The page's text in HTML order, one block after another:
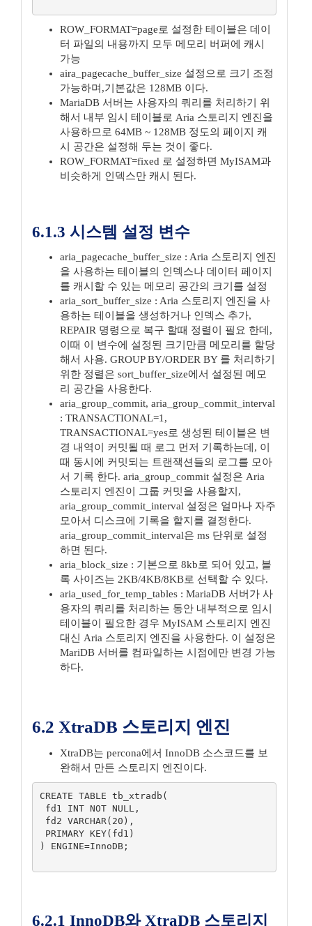
ROW_FORMAT=page로 설정한 테이블은 데이
터 파일의 내용까지 모두 메모리 버퍼에 캐시
가능
aira_pagecache_buffer_size 설정으로 크기 조정
가능하며,기본값은 128MB 이다.
MariaDB 서버는 사용자의 쿼리를 처리하기 위
해서 내부 임시 테이블로 Aria 스토리지 엔진을
사용하므로 64MB ~ 128MB 정도의 페이지 캐
시 공간은 설정해 두는 것이 좋다.
ROW_FORMAT=fixed 로 설정하면 MyISAM과
비슷하게 인덱스만 캐시 된다.
6.1.3 시스템 설정 변수
aria_pagecache_buffer_size : Aria 스토리지 엔진
을 사용하는 테이블의 인덱스나 데이터 페이지
를 캐시할 수 있는 메모리 공간의 크기를 설정
aria_sort_buffer_size : Aria 스토리지 엔진을 사
용하는 테이블을 생성하거나 인덱스 추가,
REPAIR 명령으로 복구 할때 정렬이 필요 한데,
이때 이 변수에 설정된 크기만큼 메모리를 할당
해서 사용. GROUP BY/ORDER BY 를 처리하기
위한 정렬은 sort_buffer_size에서 설정된 메모
리 공간을 사용한다.
aria_group_commit, aria_group_commit_interval
: TRANSACTIONAL=1,
TRANSACTIONAL=yes로 생성된 테이블은 변
경 내역이 커밋될 때 로그 먼저 기록하는데, 이
때 동시에 커밋되는 트랜잭션들의 로그를 모아
서 기록 한다. aria_group_commit 설정은 Aria
스토리지 엔진이 그룹 커밋을 사용할지,
aria_group_commit_interval 설정은 얼마나 자주
모아서 디스크에 기록을 할지를 결정한다.
aria_group_commit_interval은 ms 단위로 설정
하면 된다.
aria_block_size : 기본으로 8kb로 되어 있고, 블
록 사이즈는 2KB/4KB/8KB로 선택할 수 있다.
aria_used_for_temp_tables : MariaDB 서버가 사
용자의 쿼리를 처리하는 동안 내부적으로 임시
테이블이 필요한 경우 MyISAM 스토리지 엔진
대신 Aria 스토리지 엔진을 사용한다. 이 설정은
MariDB 서버를 컴파일하는 시점에만 변경 가능
하다.
6.2 XtraDB 스토리지 엔진
XtraDB는 percona에서 InnoDB 소스코드를 보
완해서 만든 스토리지 엔진이다.
CREATE TABLE tb_xtradb(
) ENGINE=InnoDB;
6.2.1 InnoDB와 XtraDB 스토리지